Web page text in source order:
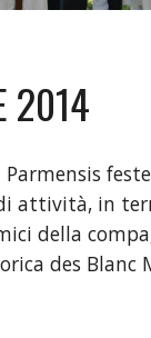
2014
attività, in
della
des Blanc